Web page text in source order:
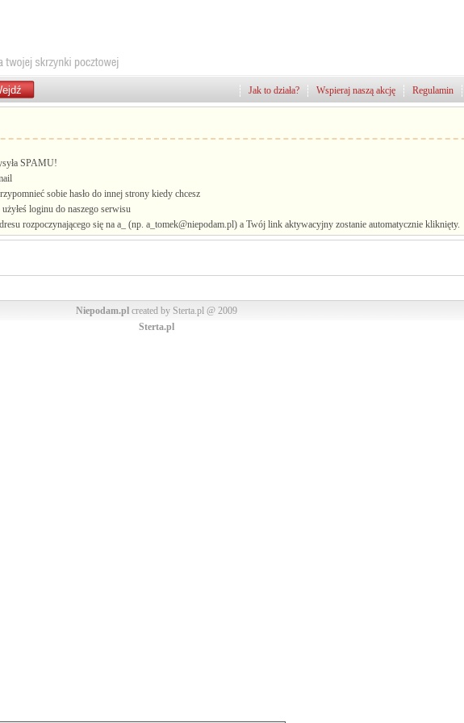
Regulamin
Wspieraj naszą akcję
Jak to działa?
SPAMU!
sobie hasło do innej strony kiedy chcesz
loginu do naszego serwisu
rozpoczynającego się na a_ (np. a_tomek@niepodam.pl) a Twój link aktywacyjny zostanie automatycznie kliknięty.
Niepodam.pl created by Sterta.pl @ 2009
Sterta.pl